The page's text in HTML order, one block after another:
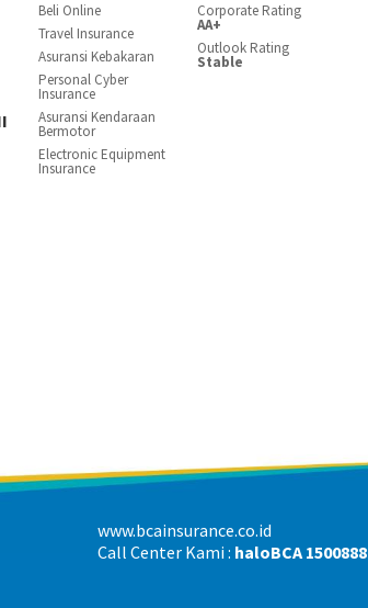
Beli Online
Travel Insurance
Asuransi Kebakaran
Personal Cyber
Insurance
Asuransi Kendaraan
Bermotor
Electronic Equipment
Insurance
Corporate Rating
AA+
Outlook Rating
Stable
www.bcainsurance.co.id
Call Center Kami : haloBCA 1500888